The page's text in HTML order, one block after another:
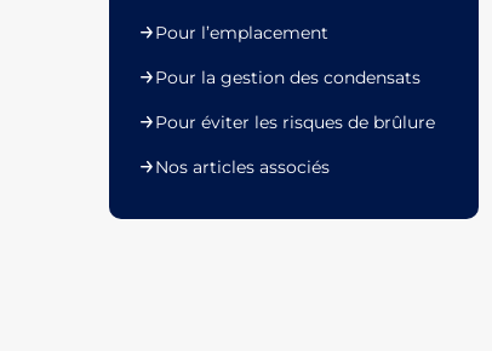
Pour l’emplacement
Pour la gestion des condensats
Pour éviter les risques de brûlure
Nos articles associés